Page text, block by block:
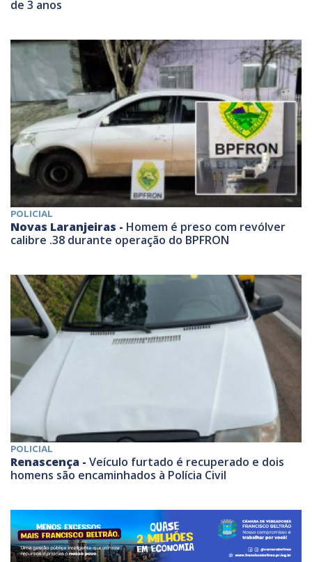
de 3 anos
POLICIAL
Novas Laranjeiras - Homem é preso com revólver
calibre .38 durante operação do BPFRON
POLICIAL
Renascença - Veículo furtado é recuperado e dois
homens são encaminhados à Polícia Civil